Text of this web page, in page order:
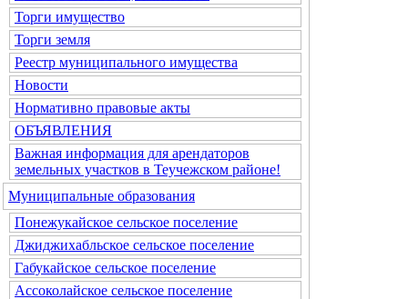
Торги имущество
Торги земля
Реестр муниципального имущества
Новости
Нормативно правовые акты
ОБЪЯВЛЕНИЯ
Важная информация для арендаторов
земельных участков в Теучежском районе!
Муниципальные образования
Понежукайское сельское поселение
Джиджихабльское сельское поселение
Габукайское сельское поселение
Ассоколайское сельское поселение